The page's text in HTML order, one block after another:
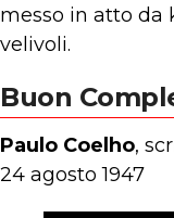
messo in atto da
velivoli.
Buon
Paulo Coelho,
24 agosto 1947